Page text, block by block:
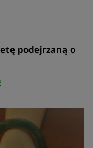
podejrzaną o